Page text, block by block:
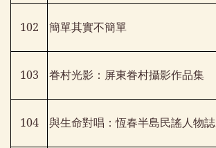
102 簡單其實不簡單
103 眷村光影：屏東眷村攝影作品集
104 與生命對唱：恆春半島民謠人物誌